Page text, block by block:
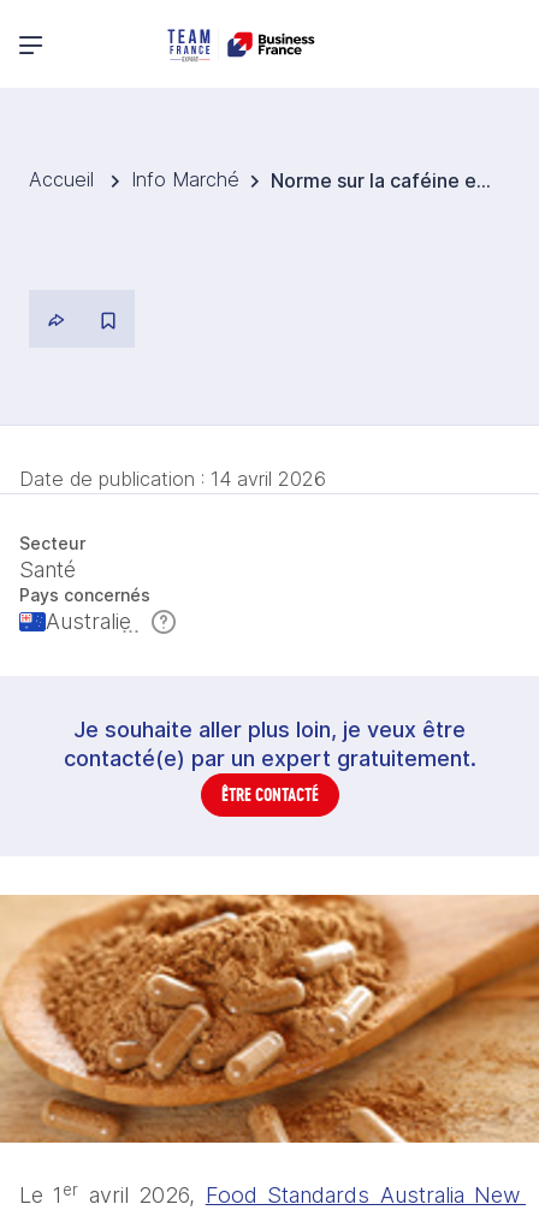
Menu principal
Accueil Info Marché Norme sur la caféine en Australie et en Nouvelle-Zélande
Date de publication : 14 avril 2026
Secteur
Santé
Pays concernés
Australie
Je souhaite aller plus loin, je veux être
contacté(e) par un expert gratuitement.
ÊTRE CONTACTÉ
Le 1 er avril 2026, Food Standards Australia New